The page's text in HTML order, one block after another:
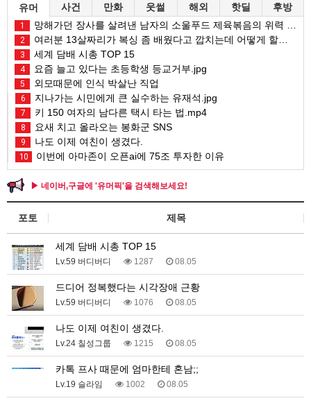
유머 사건 만화 웃썰 해외 핫딜 후방
1 망해가던 장사를 살려낸 남자의 소울푸드 제육볶음의 위력 ㅋㅋ
2 여러분 13살짜리가 복싱 좀 배웠다고 깝치는데 어떻게 할까요?
3 세계 담배 시총 TOP 15
4 요즘 늘고 있다는 초등학생 등교거부.jpg
5 외모때문에 인식 박살난 직업
6 지나가는 시민에게 큰 실수하는 유재석.jpg
7 키 150 여자의 남다른 택시 타는 법.mp4
8 요새 치고 올라오는 봉화군 SNS
9 나도 이제 여친이 생겼다.
10 이번에 아마존이 오픈ai에 75조 투자한 이유
▶ 네이버,구글에 '유머픽'을 검색해보세요!
포토 제목
세계 담배 시총 TOP 15
Lv.59 버디버디 1287 08.05
드디어 정복했다는 시각장애 근황
Lv.59 버디버디 1076 08.05
나도 이제 여친이 생겼다.
Lv.24 칠성그룹 1215 08.05
카톡 프사 때문에 엄마한테 혼남;;
Lv.19 슬라임 1002 08.05